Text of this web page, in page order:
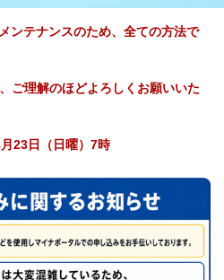
ンテナンスのため、全ての方法で
ご理解のほどよろしくお願いいた
23日（日曜）7時